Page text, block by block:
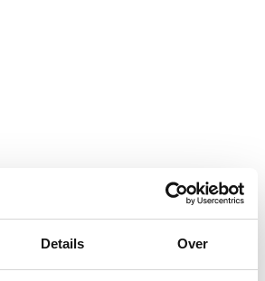
Details Over